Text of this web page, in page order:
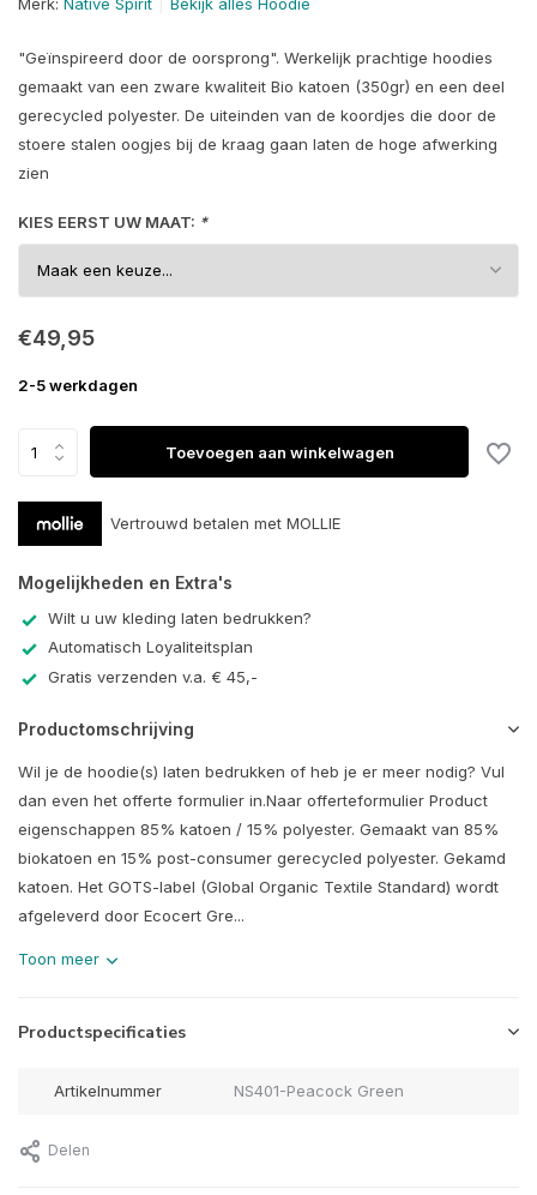
"Geïnspireerd door de oorsprong". Werkelijk prachtige hoodies
gemaakt van een zware kwaliteit Bio katoen (350gr) en een deel
gerecycled polyester. De uiteinden van de koordjes die door de
stoere stalen oogjes bij de kraag gaan laten de hoge afwerking
zien
KIES EERST UW MAAT: *
€49,95
2-5 werkdagen
Toevoegen aan winkelwagen
Vertrouwd betalen met MOLLIE
Mogelijkheden en Extra's
Wilt u uw kleding laten bedrukken?
Automatisch Loyaliteitsplan
Gratis verzenden v.a. € 45,-
Productomschrijving
Wil je de hoodie(s) laten bedrukken of heb je er meer nodig? Vul
dan even het offerte formulier in.Naar offerteformulier Product
eigenschappen 85% katoen / 15% polyester. Gemaakt van 85%
biokatoen en 15% post-consumer gerecycled polyester. Gekamd
katoen. Het GOTS-label (Global Organic Textile Standard) wordt
afgeleverd door Ecocert Gre...
Toon meer
Productspecificaties
Artikelnummer NS401-Peacock Green
Delen